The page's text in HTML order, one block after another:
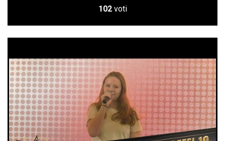
102 voti